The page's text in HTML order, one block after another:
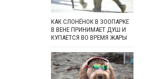
КАК СЛОНЁНОК В ЗООПАРКЕ
В ВЕНЕ ПРИНИМАЕТ ДУШ И
КУПАЕТСЯ ВО ВРЕМЯ ЖАРЫ